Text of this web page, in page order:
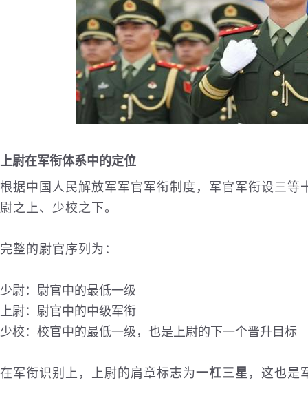
上尉在军衔体系中的定位
根据中国人民解放军军官军衔制度，军官军衔设三
尉之上、少校之下。
完整的尉官序列为：
少尉：尉官中的最低一级
上尉：尉官中的中级军衔
少校：校官中的最低一级，也是上尉的下一个晋升目标
在军衔识别上，上尉的肩章标志为一杠三星 ，这也是